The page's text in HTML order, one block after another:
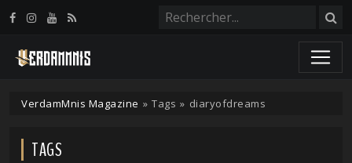
VerdamMnis Magazine » Tags » diaryofdreams
TAGS
Panneau de gestion des cookies